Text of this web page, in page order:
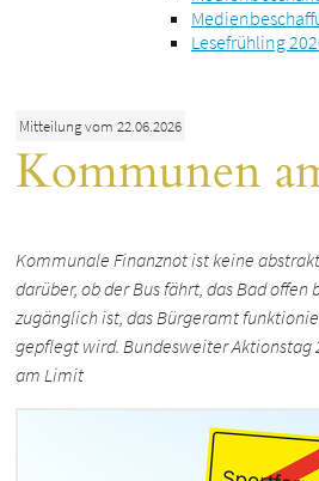
Lesefrühling
Mitteilung vom 22.06.2026
Kommunen
Kommunale Finanznot ist keine
darüber, ob der Bus fährt, das Bad
zugänglich ist, das Bürgeramt
gepflegt wird. Bundesweiter Aktionstag
am Limit